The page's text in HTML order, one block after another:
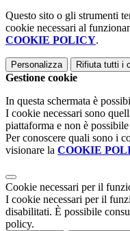
Questo sito o gli strumenti
cookie necessari al
COOKIE POLICY.
Personalizza Rifiuta tutti i
Gestione cookie
In questa schermata è
I cookie necessari sono
piattaforma e non è
Per conoscere quali sono i
visionare la COOKIE
Cookie necessari per il
I cookie necessari per il
disabilitati. È possibile
policy.